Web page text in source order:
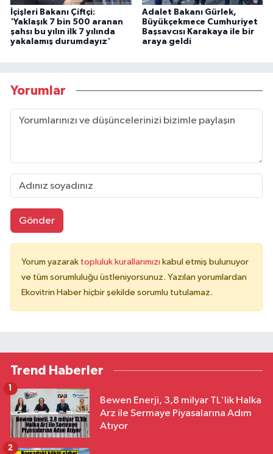
İçişleri Bakanı Çiftçi:
'Yaklaşık 7 bin 500 aranan
şahsı bu yılın ilk 7 yılında
yakalamış durumdayız'
Adalet Bakanı Gürlek,
Büyükçekmece Cumhuriyet
Başsavcısı Karakaya ile bir
araya geldi
Yorumlar
Gönder
Yorum yazarak topluluk kurallarımızı kabul etmiş bulunuyor
ve tüm sorumluluğu üstleniyorsunuz. Yazılan yorumlardan
Ekovitrin Haber hiçbir şekilde sorumlu tutulamaz.
Trend Haberler
Bewen Enerji, 3,8 milyar TL'lik Halka
Arz ile Sermaye Piyasalarına Adım
Atıyor
1
2